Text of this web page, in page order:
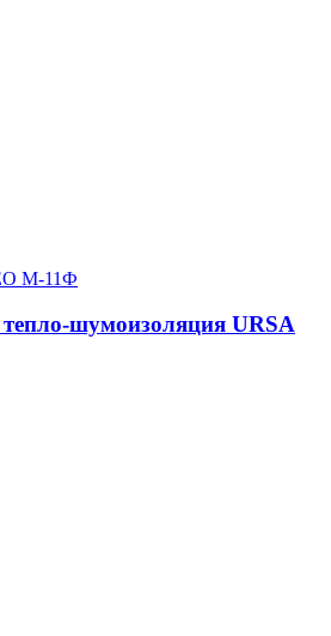
шумоизоляция URSA